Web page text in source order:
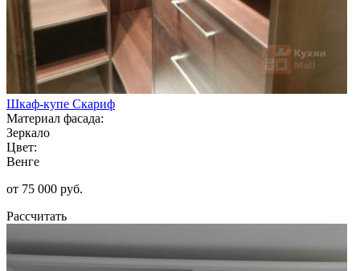
Шкаф-купе Скариф
Материал фасада:
Зеркало
Цвет:
Венге
от 75 000 руб.
Рассчитать